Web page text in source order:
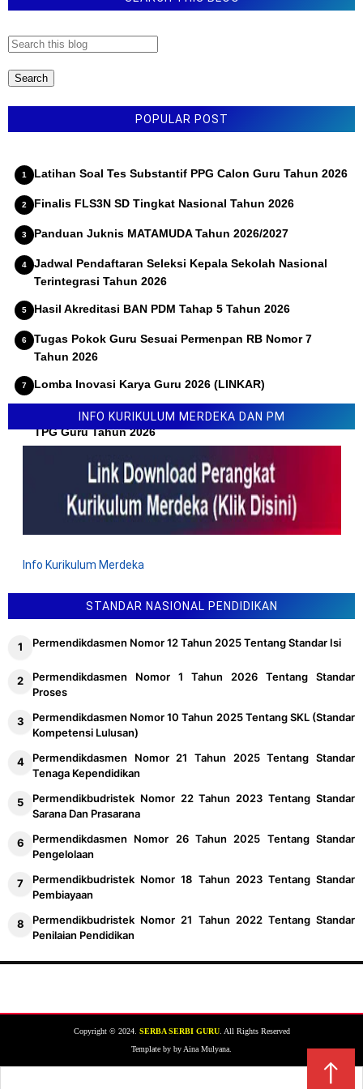
LATIHAN SOAL PAT KELAS 3 SD MI KURIKULUM
POPULAR POST
Latihan Soal Tes Substantif PPG Calon Guru Tahun 2026
Finalis FLS3N SD Tingkat Nasional Tahun 2026
Panduan Juknis MATAMUDA Tahun 2026/2027
Jadwal Pendaftaran Seleksi Kepala Sekolah Nasional
Terintegrasi Tahun 2026
Hasil Akreditasi BAN PDM Tahap 5 Tahun 2026
Tugas Pokok Guru Sesuai Permenpan RB Nomor 7
Tahun 2026
Lomba Inovasi Karya Guru 2026 (LINKAR)
Permendikdasmen Nomor 10 Tahun 2026 Tentang Juknis
TPG Guru Tahun 2026
INFO KURIKULUM MERDEKA DAN PM
Info Kurikulum Merdeka
STANDAR NASIONAL PENDIDIKAN
Permendikdasmen Nomor 12 Tahun 2025 Tentang Standar Isi
Permendikdasmen Nomor 1 Tahun 2026 Tentang Standar
Proses
Permendikdasmen Nomor 10 Tahun 2025 Tentang SKL (Standar
Kompetensi Lulusan)
Permendikdasmen Nomor 21 Tahun 2025 Tentang Standar
Tenaga Kependidikan
Permendikbudristek Nomor 22 Tahun 2023 Tentang Standar
Sarana Dan Prasarana
Permendikdasmen Nomor 26 Tahun 2025 Tentang Standar
Pengelolaan
Permendikbudristek Nomor 18 Tahun 2023 Tentang Standar
Pembiayaan
Permendikbudristek Nomor 21 Tahun 2022 Tentang Standar
Penilaian Pendidikan
Copyright © 2024. SERBA SERBI GURU. All Rights Reserved
Template by by Aina Mulyana.
↑